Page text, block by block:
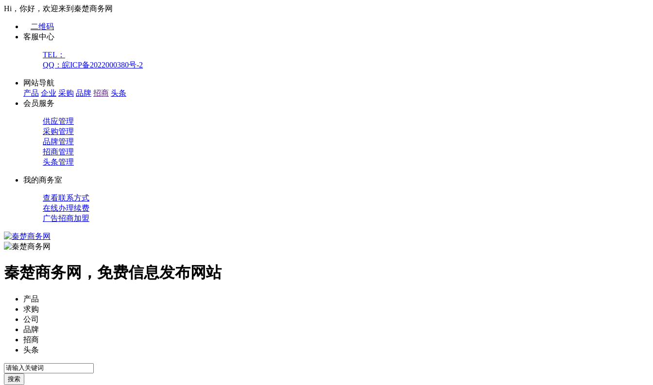
Hi，你好，欢迎来到秦楚商务网
二维码
客服中心
TEL：
QQ：皖ICP备2022000380号-2
网站导航
产品 企业 采购 品牌 招商 头条
会员服务
供应管理
采购管理
品牌管理
招商管理
头条管理
我的商务室
查看联系方式
在线办理续费
广告招商加盟
秦楚商务网，免费信息发布网站
产品
求购
公司
品牌
招商
头条